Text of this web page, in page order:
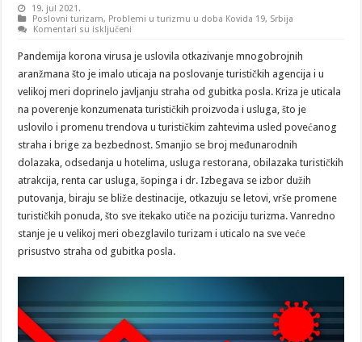
19. jul 2021.
Poslovni turizam, Problemi u turizmu u doba Kovida 19, Srbija
Komentari su isključeni
Strah
od
gubitka
posla
Pandemija korona virusa je uslovila otkazivanje mnogobrojnih
aranžmana što je imalo uticaja na poslovanje turističkih agencija i u
velikoj meri doprinelo javljanju straha od gubitka posla. Kriza je uticala
na poverenje konzumenata turističkih proizvoda i usluga, što je
uslovilo i promenu trendova u turističkim zahtevima usled povećanog
straha i brige za bezbednost. Smanjio se broj međunarodnih
dolazaka, odsedanja u hotelima, usluga restorana, obilazaka turističkih
atrakcija, renta car usluga, šopinga i dr. Izbegava se izbor dužih
putovanja, biraju se bliže destinacije, otkazuju se letovi, vrše promene
turističkih ponuda, što sve itekako utiče na poziciju turizma. Vanredno
stanje je u velikoj meri obezglavilo turizam i uticalo na sve veće
prisustvo straha od gubitka posla.